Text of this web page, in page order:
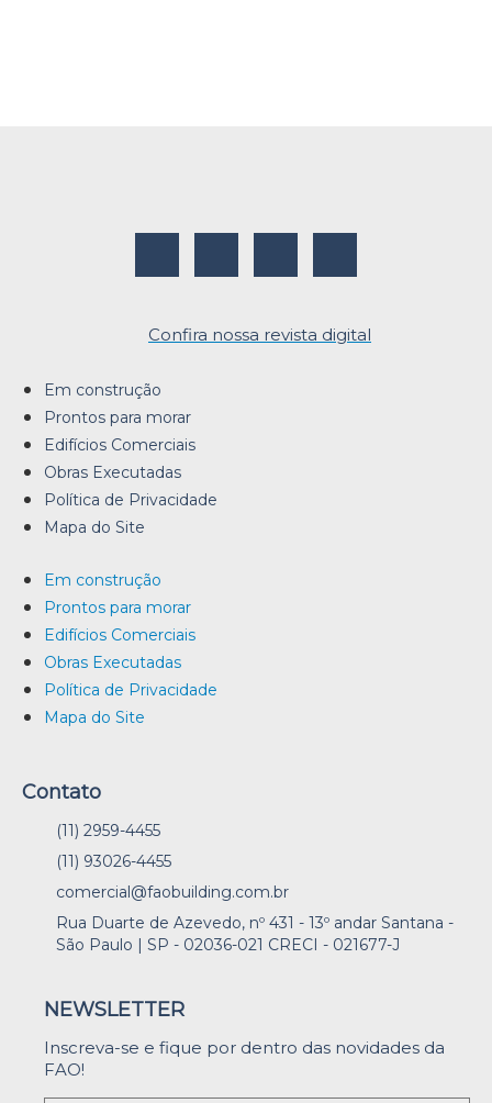
Confira nossa revista digital
Em construção
Prontos para morar
Edifícios Comerciais
Obras Executadas
Política de Privacidade
Mapa do Site
Em construção
Prontos para morar
Edifícios Comerciais
Obras Executadas
Política de Privacidade
Mapa do Site
Contato
(11) 2959-4455
(11) 93026-4455
comercial@faobuilding.com.br
Rua Duarte de Azevedo, nº 431 - 13º andar Santana -
São Paulo | SP - 02036-021 CRECI - 021677-J
NEWSLETTER
Inscreva-se e fique por dentro das novidades da
FAO!